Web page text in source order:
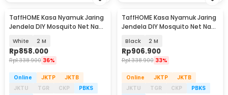
TaffHOME Kasa Nyamuk Jaring
Jendela DIY Mosquito Net Nano
White 2 M
Rp858.000
Rp1.338.900 36%
Online JKTP
JKTB
JKTU
TGR CKP
PBKS
TaffHOME Kasa Nyamuk Jaring
Jendela DIY Mosquito Net Nano
Black 2 M
Rp906.900
Rp1.338.900 33%
Online JKTP
JKTB
JKTU
TGR CKP
PBKS